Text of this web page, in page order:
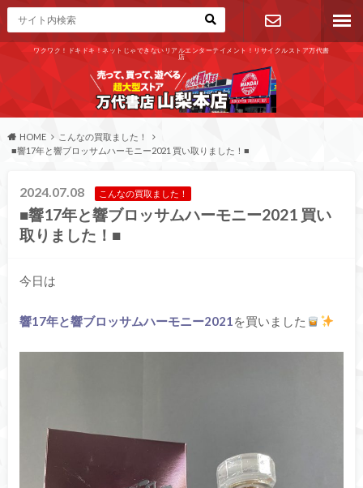
ワクワク！ドキドキ！ネットじゃできないリアルエンターテイメント！リサイクルストア万代書
店
お問い合わ
せ
HOME
こんなの買取ました！
■響17年と響ブロッサムハーモニー2021 買い取りました！■
2024.07.08 こんなの買取ました！
■響17年と響ブロッサムハーモニー2021 買い
取りました！■
今日は
響17年と響ブロッサムハーモニー2021を買いました